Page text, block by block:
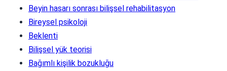
Beyin hasarı sonrası bilişsel rehabilitasyon
Bireysel psikoloji
Beklenti
Bilişsel yük teorisi
Bağımlı kişilik bozukluğu